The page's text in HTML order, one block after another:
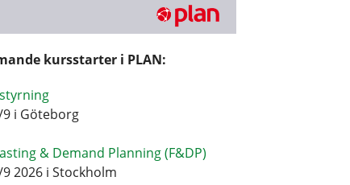
kursstarter i PLAN:
9 i Göteborg
& Demand Planning (F&DP)
2026 i Stockholm